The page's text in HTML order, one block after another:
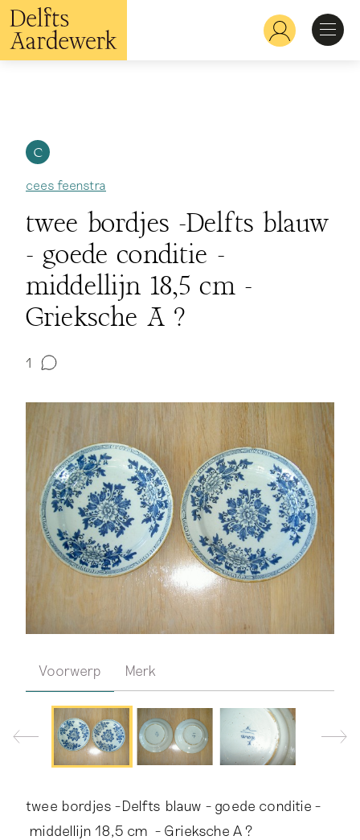
Overslaan
en
naar
de
Hoofdnavigatie
Herkennen
Bekijken
Verdiepen
C
cees feenstra
twee bordjes -Delfts blauw
- goede conditie -
middellijn 18,5 cm -
Grieksche A ?
1
Voorwerp Merk
twee bordjes -Delfts blauw - goede conditie -
middellijn 18,5 cm - Grieksche A ?